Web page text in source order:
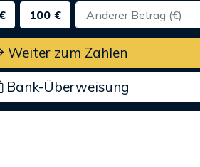
100 €
Weiter zum Zahlen
Bank-Überweisung